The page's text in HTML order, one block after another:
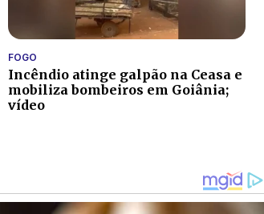
FOGO
Incêndio atinge galpão na Ceasa e
mobiliza bombeiros em Goiânia;
vídeo